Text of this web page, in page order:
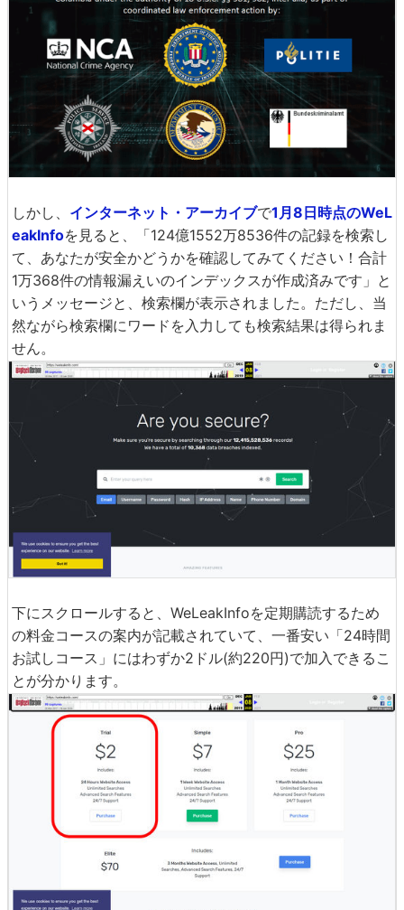
しかし、 インターネット・アーカイブで1月8日時点のWeL
eakInfoを見ると、「124億1552万8536件の記録を検索し
て、あなたが安全かどうかを確認してみてください！合計
1万368件の情報漏えいのインデックスが作成済みです」と
いうメッセージと、検索欄が表示されました。ただし、当
然ながら検索欄にワードを入力しても検索結果は得られま
せん。
下にスクロールすると、WeLeakInfoを定期購読するため
の料金コースの案内が記載されていて、一番安い「24時間
お試しコース」にはわずか2ドル(約220円)で加入できるこ
とが分かります。